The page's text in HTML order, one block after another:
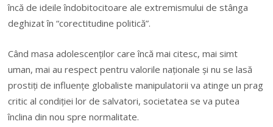
încă de ideile îndobitocitoare ale extremismului de stânga
deghizat în “corectitudine politică”.
Când masa adolescenților care încă mai citesc, mai simt
uman, mai au respect pentru valorile naționale și nu se lasă
prostiți de influențe globaliste manipulatorii va atinge un prag
critic al condiției lor de salvatori, societatea se va putea
înclina din nou spre normalitate.